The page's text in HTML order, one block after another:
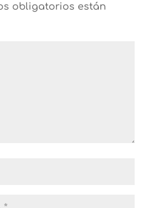
obligatorios están